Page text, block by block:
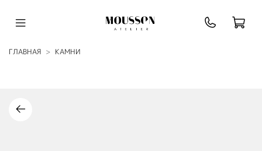
ГЛАВНАЯ КАМНИ